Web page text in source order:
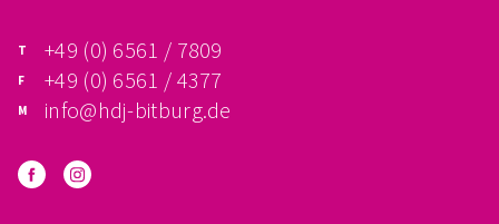
KONZEPTION
+49 (0) 6561 / 7809
+49 (0) 6561 / 4377
info@hdj-bitburg.de